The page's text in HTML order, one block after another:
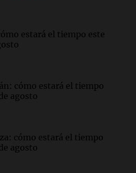
estará el tiempo este
cómo estará el tiempo
agosto
cómo estará el tiempo
agosto